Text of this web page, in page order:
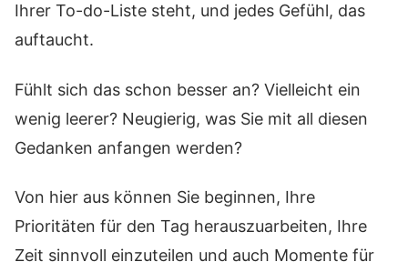
Ihrer To-do-Liste steht, und jedes Gefühl, das
auftaucht.
Fühlt sich das schon besser an? Vielleicht ein
wenig leerer? Neugierig, was Sie mit all diesen
Gedanken anfangen werden?
Von hier aus können Sie beginnen, Ihre
Prioritäten für den Tag herauszuarbeiten, Ihre
Zeit sinnvoll einzuteilen und auch Momente für